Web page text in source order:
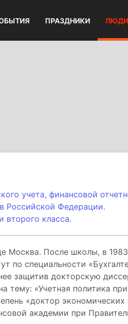
ПРАЗДНИКИ ЛЮДИ
учета, финансовой
Российской Федерации.
второго класса.
Москва. После школы, в
по специальности
защитив докторскую
тему: «Учетная политика
«доктор экономических
академии при